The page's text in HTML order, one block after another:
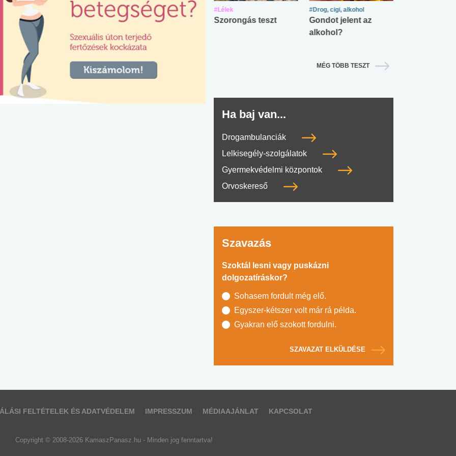
#Suli, munka
Angol középfokú
nyelvvizsga teszt -
No.42
#Suli, munka
Internet-függőség
teszt
#Lélek
Szorongás teszt
#Drog, cigi, alkohol
Gondot jelent az
alkohol?
MÉG TÖBB TESZT
Ha baj van...
Drogambulanciák
Lelkisegély-szolgálatok
Gyermekvédelmi központok
Orvoskereső
Szavazás
Szoktál lesni vagy puskázni
dolgozatíráskor?
Sohasem fordult még elő.
Egyszer-kétszer volt már rá példa.
Gyakran elő szokott fordulni.
SZAVAZAT ELKÜLDÉSE
FELTÉTELEK ÉS ADATVÉDELEM IMPRESSZUM MÉDIAAJÁNLAT KAPCSOLAT
Copyright © 2008-2026 KamaszPanasz.hu - Minden jog fenntartva!